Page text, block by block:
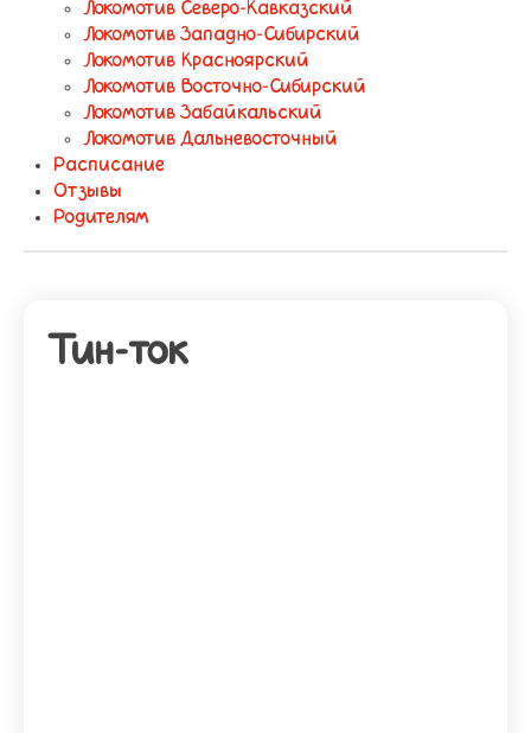
Локомотив Северо-Кавказский
Локомотив Западно-Сибирский
Локомотив Красноярский
Локомотив Восточно-Сибирский
Локомотив Забайкальский
Локомотив Дальневосточный
Расписание
Отзывы
Родителям
Тин-ток